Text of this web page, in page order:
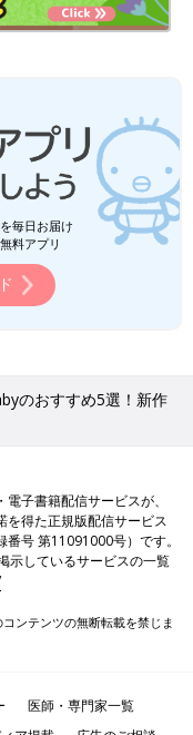
毎日お届け
料アプリ
のおすすめ5選！新作
子書籍配信サービスが、
を得た正規版配信サービス
号 第11091000号）です。
示しているサービスの一覧
ンテンツの無断転載を禁じま
医師・専門家一覧